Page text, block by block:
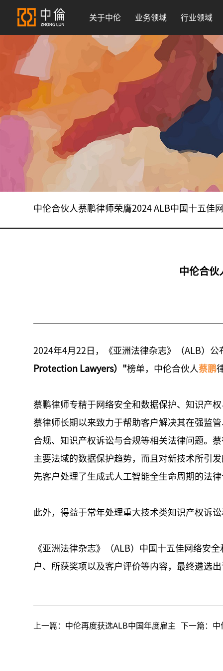
关于中伦 业务领域 行业领域
中伦合伙人蔡鹏律师荣膺2024 ALB中国十五佳
中伦合伙
2024年4月22日，《亚洲法律杂志》（ALB）
Protection Lawyers）"榜单，中伦合伙人蔡鹏
蔡鹏律师专精于网络安全和数据保护、知识产
蔡律师长期以来致力于帮助客户解决其在强监
合规、知识产权诉讼与合规等相关法律问题。
主要法域的数据保护趋势，而且对新技术所引
先客户处理了生成式人工智能全生命周期的法
此外，得益于常年处理重大技术类知识产权诉
《亚洲法律杂志》（ALB）中国十五佳网络安
户、所获奖项以及客户评价等内容，最终遴选
上一篇： 中伦再度获选ALB中国年度雇主 下一篇： 中